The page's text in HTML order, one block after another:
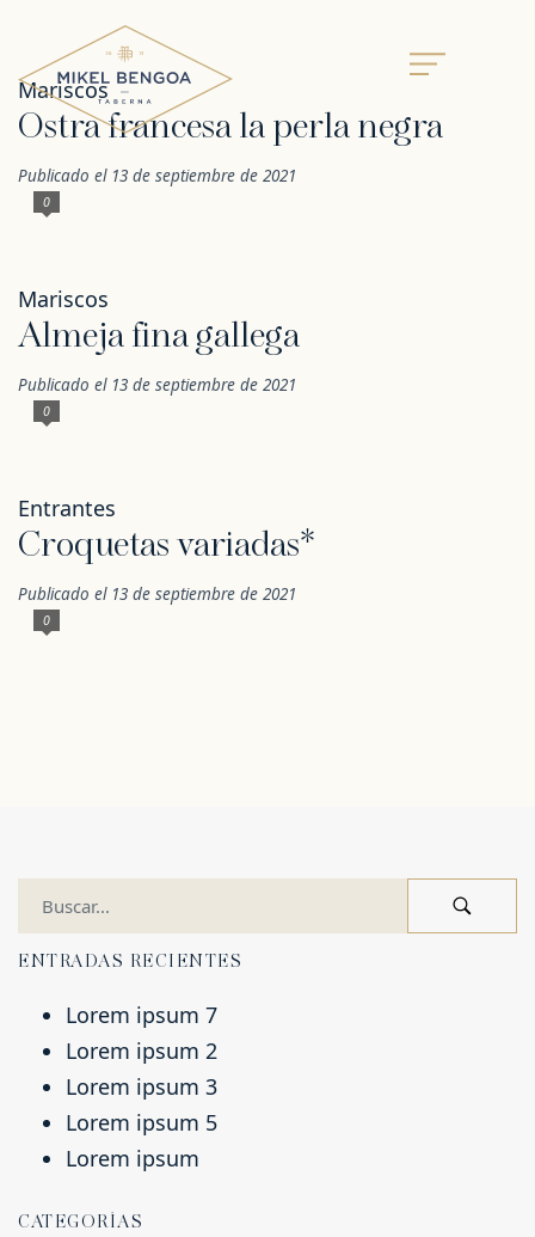
Mariscos
Ostra francesa la perla negra
Publicado el 13 de septiembre de 2021
0
Mariscos
Almeja fina gallega
Publicado el 13 de septiembre de 2021
0
Entrantes
Croquetas variadas*
Publicado el 13 de septiembre de 2021
0
ENTRADAS RECIENTES
Lorem ipsum 7
Lorem ipsum 2
Lorem ipsum 3
Lorem ipsum 5
Lorem ipsum
CATEGORÍAS